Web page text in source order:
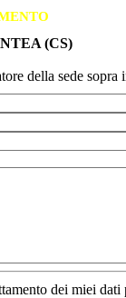
(CS)
della sede sopra
dei miei